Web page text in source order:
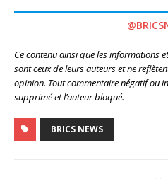
Ce contenu ainsi que les informations
sont ceux de leurs auteurs et ne
opinion. Tout commentaire négatif ou
supprimé et l’auteur bloqué.
BRICS NEWS